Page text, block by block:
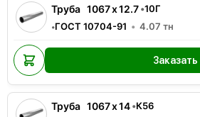
Труба 1067x12.7•10Г
•ГОСТ 10704-91 4.07 тн
Заказать
Труба 1067x14•К56